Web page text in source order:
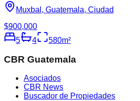
Muxbal, Guatemala, Ciudad
$900,000
5
4 580m²
CBR Guatemala
Asociados
CBR News
Buscador de Propiedades